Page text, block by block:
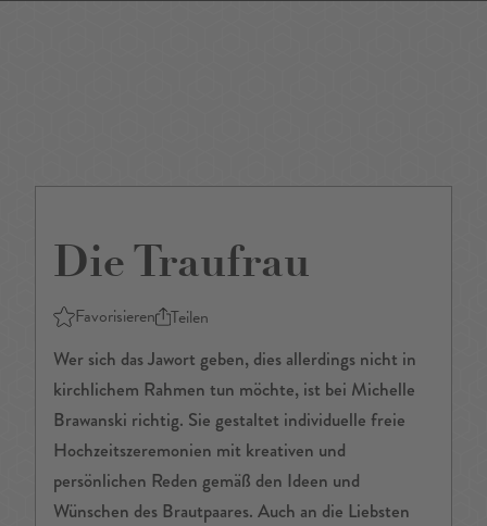
Die Traufrau
Favorisieren Teilen
Wer sich das Jawort geben, dies allerdings nicht in
kirchlichem Rahmen tun möchte, ist bei Michelle
Brawanski richtig. Sie gestaltet individuelle freie
Hochzeitszeremonien mit kreativen und
persönlichen Reden gemäß den Ideen und
Wünschen des Brautpaares. Auch an die Liebsten